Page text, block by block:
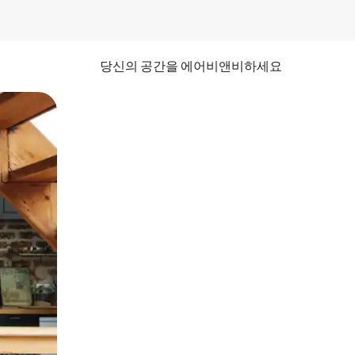
당신의 공간을 에어비앤비하세요